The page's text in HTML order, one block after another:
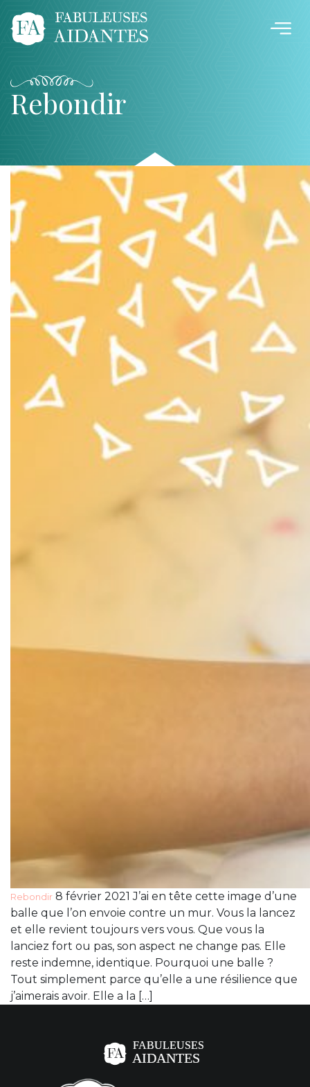
Rebondir
Rebondir 8 février 2021 J’ai en tête cette image d’une
balle que l’on envoie contre un mur. Vous la lancez
et elle revient toujours vers vous. Que vous la
lanciez fort ou pas, son aspect ne change pas. Elle
reste indemne, identique. Pourquoi une balle ?
Tout simplement parce qu’elle a une résilience que
j’aimerais avoir. Elle a la […]